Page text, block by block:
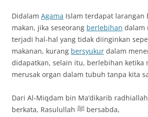
Didalam Agama Islam terdapat larangan
makan, jika seseorang berlebihan dalam
terjadi hal-hal yang tidak diinginkan
makanan, kurang bersyukur dalam
didapatkan, selain itu, berlebihan ketika
merusak organ dalam tubuh tanpa kita
Dari Al-Miqdam bin Ma’dikarib
berkata, Rasulullah ﷺ bersabda,